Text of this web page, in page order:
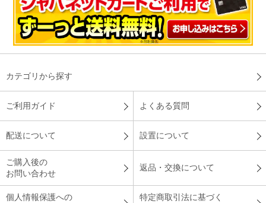
カテゴリから探す
ご利用ガイド よくある質問
配送について 設置について
ご購入後の
お問い合わせ
返品・交換について
個人情報保護への
特定商取引法に基づく